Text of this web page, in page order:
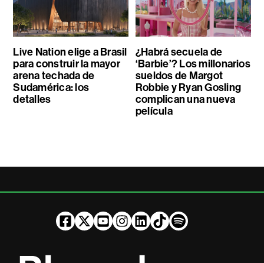
Live Nation elige a Brasil
para construir la mayor
arena techada de
Sudamérica: los
detalles
¿Habrá secuela de
‘Barbie’? Los millonarios
sueldos de Margot
Robbie y Ryan Gosling
complican una nueva
película